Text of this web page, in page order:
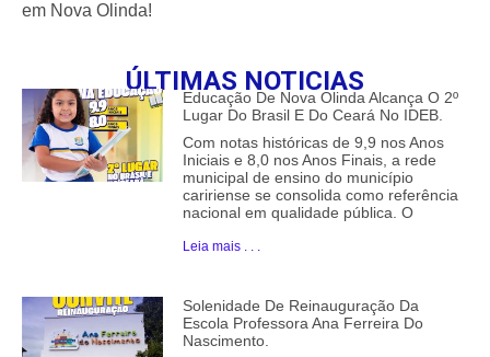
em Nova Olinda!
ÚLTIMAS NOTICIAS
Educação De Nova Olinda Alcança O 2º
Lugar Do Brasil E Do Ceará No IDEB.
Com notas históricas de 9,9 nos Anos
Iniciais e 8,0 nos Anos Finais, a rede
municipal de ensino do município
caririense se consolida como referência
nacional em qualidade pública. O
Leia mais . . .
Solenidade De Reinauguração Da
Escola Professora Ana Ferreira Do
Nascimento.